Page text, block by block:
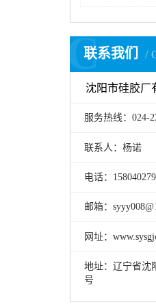
联系我们
C
沈阳市硅胶厂
服务热线：024-
联系人：杨诺
电话：
邮箱：
网址：
地址：辽宁省沈
号